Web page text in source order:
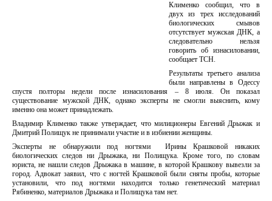
Клименко сообщил, что в
двух из трех исследований
биологических смывов
отсутствует мужская ДНК, а
следовательно нельзя
говорить об изнасиловании,
сообщает ТСН.
Результаты третьего анализа
были направлены в Одессу
спустя полторы недели после изнасилования – 8 июля. Он показал
существование мужской ДНК, однако эксперты не смогли выяснить, кому
именно она может принадлежать.
Владимир Клименко также утверждает, что милиционеры Евгений Дрыжак и
Дмитрий Полищук не принимали участие и в избиении женщины.
Эксперты не обнаружили под ногтями Ирины Крашковой никаких
биологических следов ни Дрыжака, ни Полищука. Кроме того, по словам
юриста, не нашли следов Дрыжака в машине, в которой Крашкову вывезли за
город. Адвокат заявил, что с ногтей Крашковой были сняты пробы, которые
установили, что под ногтями находится только генетический материал
Рябиненко, материалов Дрыжака и Полищука там нет.